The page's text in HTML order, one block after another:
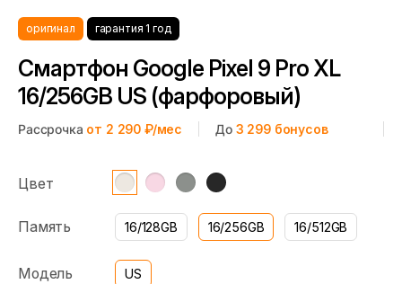
оригинал гарантия 1 год
Смартфон Google Pixel 9 Pro XL
16/256GB US (фарфоровый)
Рассрочка от 2 290 ₽/мес До 3 299бонусов
Цвет
Память 16/128GB 16/256GB 16/512GB
Модель US